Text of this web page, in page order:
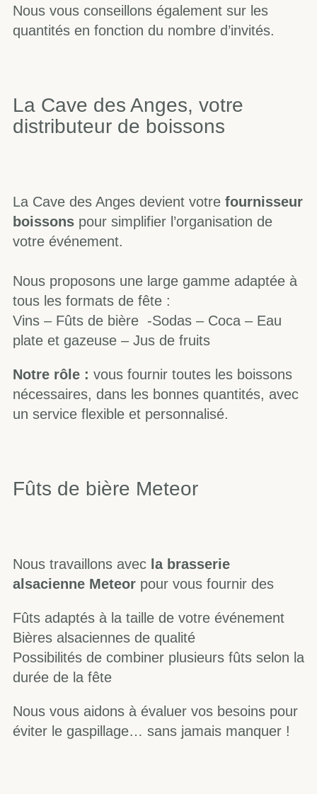
Nous vous conseillons également sur les
quantités en fonction du nombre d’invités.
La Cave des Anges, votre
distributeur de boissons
La Cave des Anges devient votre fournisseur
boissons pour simplifier l’organisation de
votre événement.
Nous proposons une large gamme adaptée à
tous les formats de fête :
Vins – Fûts de bière -Sodas – Coca – Eau
plate et gazeuse – Jus de fruits
Notre rôle : vous fournir toutes les boissons
nécessaires, dans les bonnes quantités, avec
un service flexible et personnalisé.
Fûts de bière Meteor
Nous travaillons avec la brasserie
alsacienne Meteor pour vous fournir des
Fûts adaptés à la taille de votre événement
Bières alsaciennes de qualité
Possibilités de combiner plusieurs fûts selon la
durée de la fête
Nous vous aidons à évaluer vos besoins pour
éviter le gaspillage… sans jamais manquer !